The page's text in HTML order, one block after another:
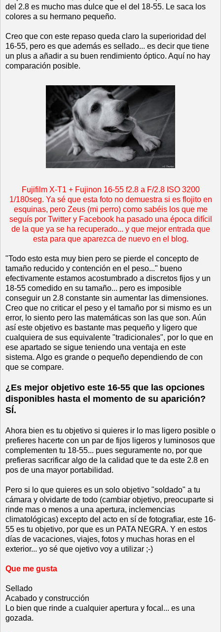
del 2.8 es mucho mas dulce que el del 18-55. Le saca los
colores a su hermano pequeño.
Creo que con este repaso queda claro la superioridad del
16-55, pero es que además es sellado... es decir que tiene
un plus a añadir a su buen rendimiento óptico. Aquí no hay
comparación posible.
Fujifilm X-T1 + Fujinon 16-55 f2.8 a F/2.8 ISO 3200
1/180seg. Ya sé que esta foto no demuestra si es flojito en
esquinas, pero Zeus (mi perro) como sabéis los que me
seguís por Twitter y Facebook ha pasado una época difícil
de la que ya se ha recuperado... y que mejor entrada que
esta para que aparezca de nuevo en el blog.
"Todo esto esta muy bien pero se pierde el concepto de
tamaño reducido y contención en el peso..." bueno
efectivamente estamos acostumbrado a discretos fijos y un
18-55 comedido en su tamaño... pero es imposible
conseguir un 2.8 constante sin aumentar las dimensiones.
Creo que no criticar el peso y el tamaño por si mismo es un
error, lo siento pero las matemáticas son las que son. Aún
así este objetivo es bastante mas pequeño y ligero que
cualquiera de sus equivalente "tradicionales", por lo que en
ese apartado se sigue teniendo una ventaja en este
sistema. Algo es grande o pequeño dependiendo de con
que se compare.
¿Es mejor objetivo este 16-55 que las opciones
disponibles hasta el momento de su aparición?
SÍ.
Ahora bien es tu objetivo si quieres ir lo mas ligero posible o
prefieres hacerte con un par de fijos ligeros y luminosos que
complementen tu 18-55... pues seguramente no, por que
prefieras sacrificar algo de la calidad que te da este 2.8 en
pos de una mayor portabilidad.
Pero si lo que quieres es un solo objetivo "soldado" a tu
cámara y olvidarte de todo (cambiar objetivo, preocuparte si
rinde mas o menos a una apertura, inclemencias
climatológicas) excepto del acto en sí de fotografiar, este 16-
55 es tu objetivo, por que es un PATA NEGRA. Y en estos
días de vacaciones, viajes, fotos y muchas horas en el
exterior... yo sé que ojetivo voy a utilizar ;-)
Que me gusta
Sellado
Acabado y construcción
Lo bien que rinde a cualquier apertura y focal... es una
gozada.